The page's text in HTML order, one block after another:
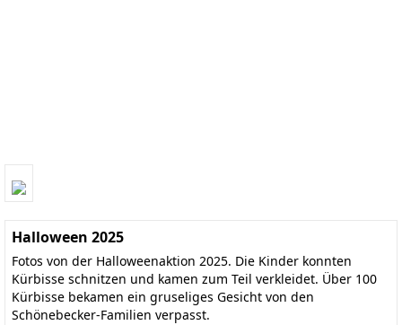
Halloween 2025
Fotos von der Halloweenaktion 2025. Die Kinder konnten
Kürbisse schnitzen und kamen zum Teil verkleidet. Über 100
Kürbisse bekamen ein gruseliges Gesicht von den
Schönebecker-Familien verpasst.